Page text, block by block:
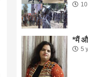
*मैं
5